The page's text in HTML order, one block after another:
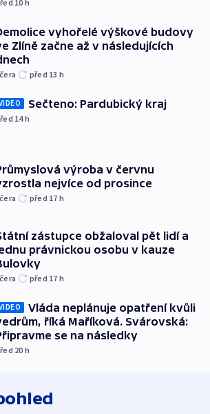
10 h
vyhořelé výškové budovy
Zlíně začne až v následujících
před 13 h
Sečteno: Pardubický kraj
14h
výroba v červnu
nejvíce od prosince
před 17 h
zástupce obžaloval pět lidí a
právnickou osobu v kauze
před 17 h
Vláda neplánuje opatření kvůli
říká Maříková. Svárovská:
se na následky
20 h